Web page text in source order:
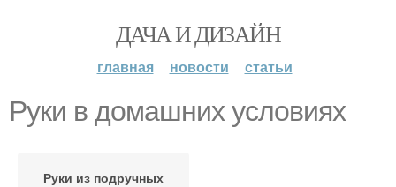
ДАЧА И ДИЗАЙН
главная новости статьи
Руки в домашних условиях
Руки из подручных